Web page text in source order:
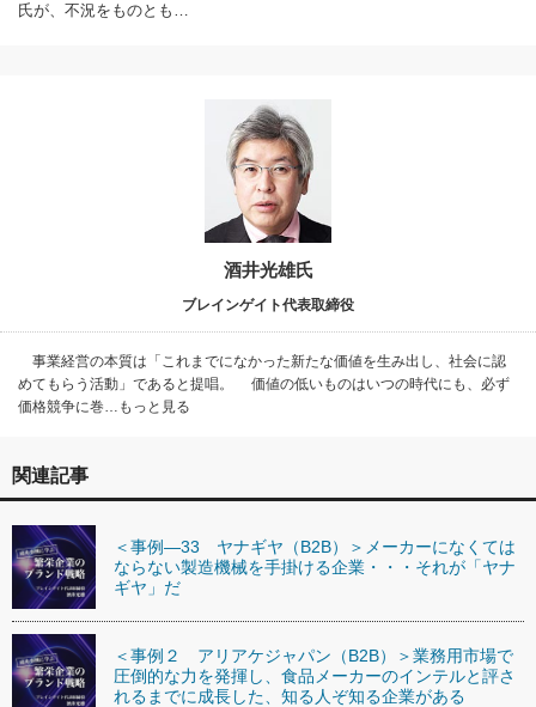
氏が、不況をものとも…
酒井光雄氏
ブレインゲイト代表取締役
事業経営の本質は「これまでになかった新たな価値を生み出し、社会に認
めてもらう活動」であると提唱。 価値の低いものはいつの時代にも、必ず
価格競争に巻…もっと見る
関連記事
＜事例―33 ヤナギヤ（B2B）＞メーカーになくては
ならない製造機械を手掛ける企業・・・それが「ヤナ
ギヤ」だ
＜事例２ アリアケジャパン（B2B）＞業務用市場で
圧倒的な力を発揮し、食品メーカーのインテルと評さ
れるまでに成長した、知る人ぞ知る企業がある